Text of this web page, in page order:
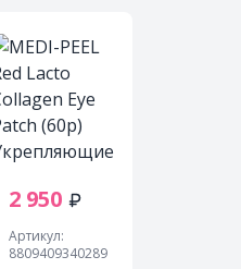
2 950
Артикул:
8809409340289